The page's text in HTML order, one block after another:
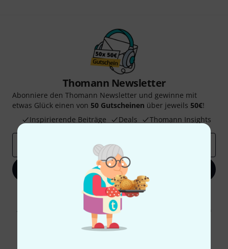
Thomann Newsletter
Abonniere den Thomann Newsletter und gewinne mit
etwas Glück einen von 50 Gutscheinen über jeweils 50€!
Inspirierende Beiträge
Deals Thomann Insights
Jetzt anmelden
Mit Klick auf „Jetzt anmelden“ stimmen Sie dem Erhalt von E-Mail-
Werbung und einer Messung des E-Mail-Nutzungsverhaltens zu. Die
Abmeldung ist jederzeit möglich. Weitere Informationen finden Sie in
unserenDatenschutzhinweisen
* Pflichtfeld